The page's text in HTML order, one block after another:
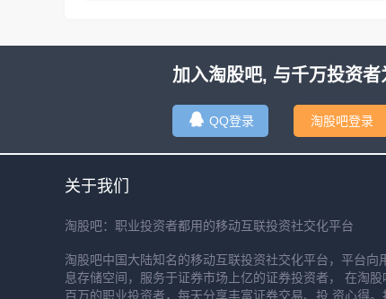
加入淘股吧, 与千万投资者
QQ登录 淘股吧登录
关于我们
淘股吧：职业投资者都用的移动互联投资社交化平台
淘股吧中国大陆知名的移动互联投资社交化平台，平台向
息存储空间，服务于证券市场上亿的证券投资者， 在淘股
百万的职业投资者，每天分享丰富证券交易、投 资心得。